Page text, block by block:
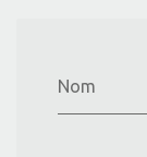
Nom